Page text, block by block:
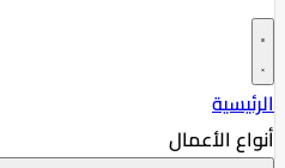
الرئيسية
أنواع الأعمال